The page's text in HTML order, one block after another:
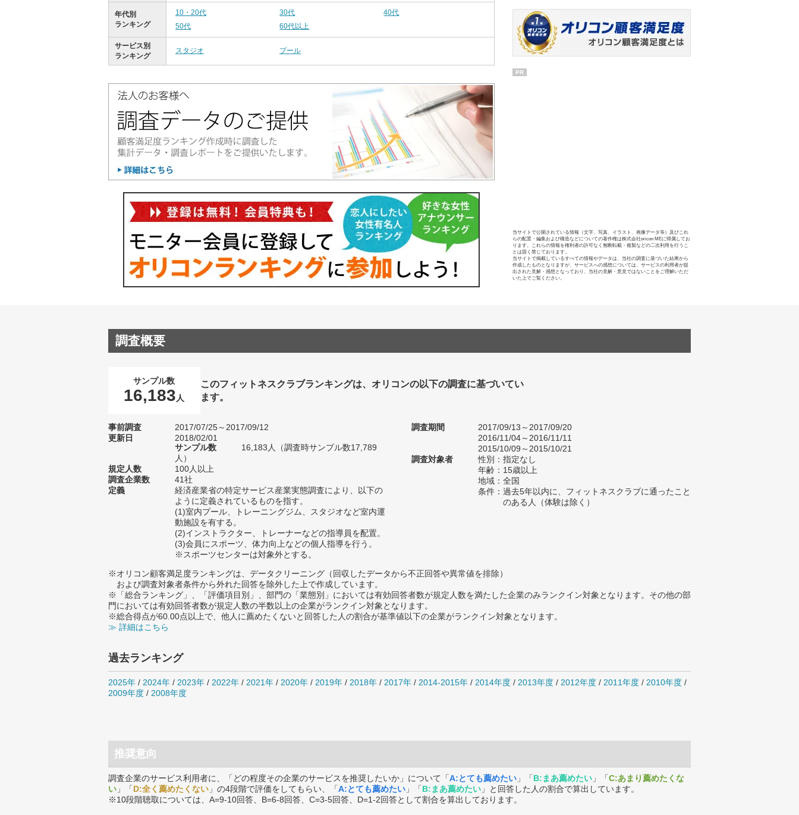
年代別
ランキング
10・20代 30代
40代
50代
60代以上
サービス別
ランキング
スタジオ プール
PR
当サイトで公開されている情報（文字、写真、イラスト、画像データ等）及びこれ
らの配置・編集および構造などについての著作権は株式会社oricon MEに帰属してお
ります。これらの情報を権利者の許可なく無断転載・複製などの二次利用を行うこ
とは固く禁じております。
当サイトで掲載しているすべての情報やデータは、当社の調査に基づいた結果から
作成したものとなりますが、サービスへの感想については、サービスの利用者が提
出された見解・感想となっており、当社の見解・意見ではないことをご理解いただ
いた上でご覧ください。
調査概要
サンプル数
16,183 人
このフィットネスクラブランキングは、オリコンの以下の調査に基づいてい
ます。
事前調査
2017/07/25～2017/09/12
更新日
2018/02/01
サンプル数
16,183人（調査時サンプル数17,789
人）
規定人数
100人以上
調査企業数
41社
定義
経済産業省の特定サービス産業実態調査により、以下の
ように定義されているものを指す。
(1)室内プール、トレーニングジム、スタジオなど室内運
動施設を有する。
(2)インストラクター、トレーナーなどの指導員を配置。
(3)会員にスポーツ、体力向上などの個人指導を行う。
※スポーツセンターは対象外とする。
調査期間
2017/09/13～2017/09/20
2016/11/04～2016/11/11
2015/10/09～2015/10/21
調査対象者
性別：指定なし
年齢：15歳以上
地域：全国
条件：過去5年以内に、フィットネスクラブに通ったこと
のある人（体験は除く）
※オリコン顧客満足度ランキングは、データクリーニング（回収したデータから不正回答や異常値を排除）
および調査対象者条件から外れた回答を除外した上で作成しています。
※「総合ランキング」、「評価項目別」、部門の「業態別」においては有効回答者数が規定人数を満たした企業のみランクイン対象となります。その他の部
門においては有効回答者数が規定人数の半数以上の企業がランクイン対象となります。
※総合得点が60.00点以上で、他人に薦めたくないと回答した人の割合が基準値以下の企業がランクイン対象となります。
≫ 詳細はこちら
過去ランキング
2025年 / 2024年 / 2023年 / 2022年 / 2021年 / 2020年 / 2019年 / 2018年 / 2017年 / 2014-2015年 / 2014年度 / 2013年度 / 2012年度 / 2011年度 / 2010年度 /
2009年度 / 2008年度
推奨意向
調査企業のサービス利用者に、「どの程度その企業のサービスを推奨したいか」について「A:とても薦めたい 」「B:まあ薦めたい 」「C:あまり薦めたくな
い 」「D:全く薦めたくない 」の4段階で評価をしてもらい、「A:とても薦めたい 」「B:まあ薦めたい 」と回答した人の割合で算出しています。
※10段階聴取については、A=9-10回答、B=6-8回答、C=3-5回答、D=1-2回答として割合を算出しております。